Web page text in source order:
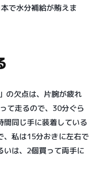
で水分補給が賄えま
の欠点は、片腕が疲れ
て走るので、30分ぐら
間同じ手に装着している
、私は15分おきに左右で
いは、2個買って両手に